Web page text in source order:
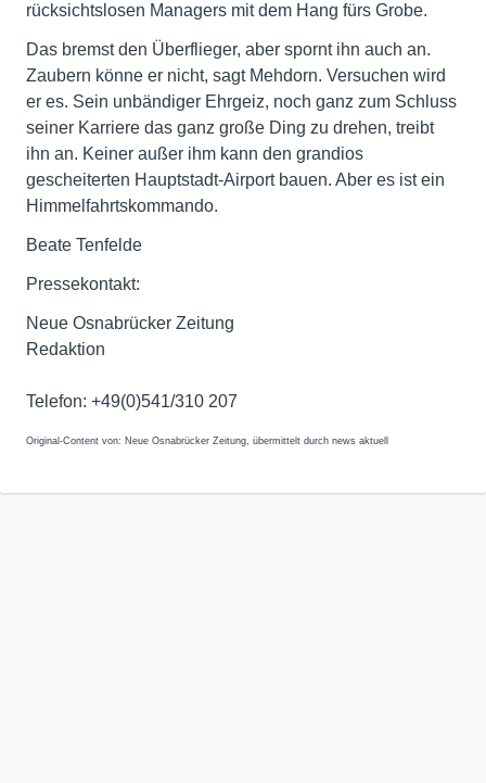
rücksichtslosen Managers mit dem Hang fürs Grobe.
Das bremst den Überflieger, aber spornt ihn auch an.
Zaubern könne er nicht, sagt Mehdorn. Versuchen wird
er es. Sein unbändiger Ehrgeiz, noch ganz zum Schluss
seiner Karriere das ganz große Ding zu drehen, treibt
ihn an. Keiner außer ihm kann den grandios
gescheiterten Hauptstadt-Airport bauen. Aber es ist ein
Himmelfahrtskommando.
Beate Tenfelde
Pressekontakt:
Neue Osnabrücker Zeitung
Redaktion
Telefon: +49(0)541/310 207
Original-Content von: Neue Osnabrücker Zeitung, übermittelt durch news aktuell